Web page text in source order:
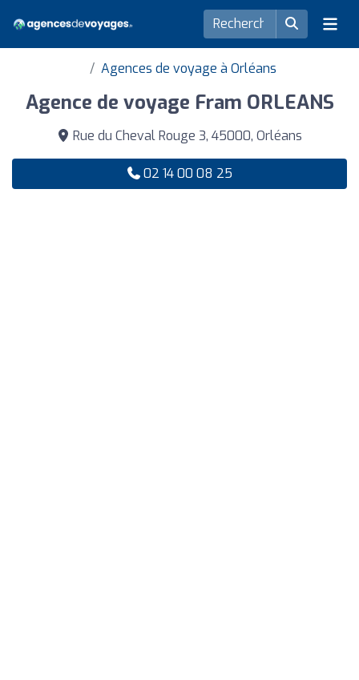
Agences de voyage à Orléans
Agence de voyage Fram ORLEANS
Rue du Cheval Rouge 3, 45000, Orléans
02 14 00 08 25